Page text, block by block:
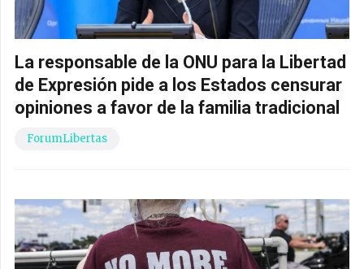
La responsable de la ONU para la Libertad
de Expresión pide a los Estados censurar
opiniones a favor de la familia tradicional
ForumLibertas